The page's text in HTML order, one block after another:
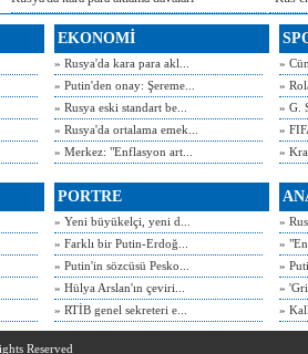
EKONOMİ
» Rusya'da kara para akl...
» Putin'den onay: Şereme...
» Rusya eski standart be...
» Rusya'da ortalama emek...
» Merkez: "Enflasyon art...
»
»
» G.
»
»
PORTRE
» Yeni büyükelçi, yeni d...
» Farklı bir Putin-Erdoğ...
» Putin'in sözcüsü Pesko...
» Hülya Arslan'ın çeviri...
» RTİB genel sekreteri e...
»
»
»
»
»
Reserved